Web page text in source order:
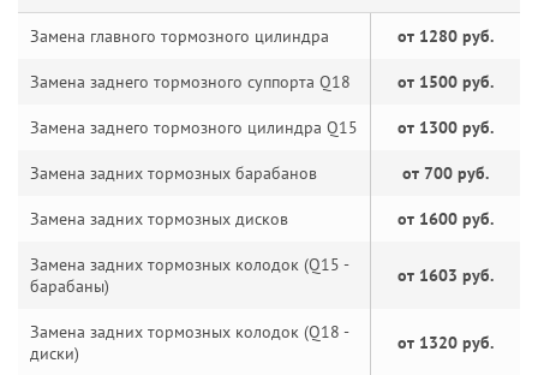
Замена главного тормозного цилиндра от 1280 руб.
Замена заднего тормозного суппорта Q18 от 1500 руб.
Замена заднего тормозного цилиндра Q15 от 1300 руб.
Замена задних тормозных барабанов от 700 руб.
Замена задних тормозных дисков от 1600 руб.
Замена задних тормозных колодок (Q15 -
барабаны)
от 1603 руб.
Замена задних тормозных колодок (Q18 -
диски)
от 1320 руб.